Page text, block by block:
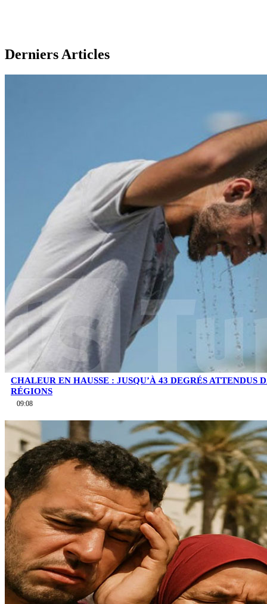
Derniers Articles
CHALEUR EN HAUSSE : JUSQU’À 43 DEGRÉS ATTENDUS
RÉGIONS
09:08